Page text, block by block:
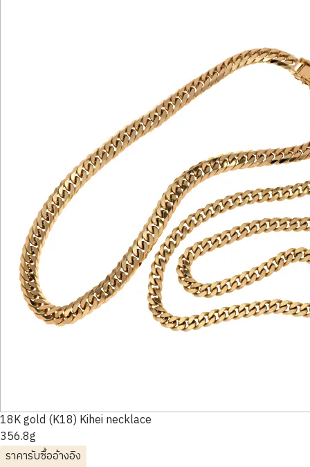
18K gold (K18) Kihei necklace
356.8g
ราคารับซื้ออ้างอิง